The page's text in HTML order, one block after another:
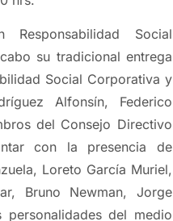
Responsabilidad Social
su tradicional entrega
Social Corporativa y
Alfonsín, Federico
del Consejo Directivo
con la presencia de
Loreto García Muriel,
Bruno Newman, Jorge
del medio